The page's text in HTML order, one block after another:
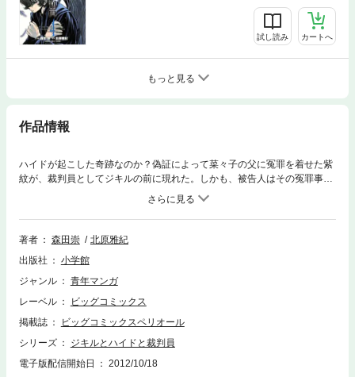
試し読み カートへ
もっと見る
作品情報
ハイドが起こした奇跡なのか？偽証によって菜々子の父に冤罪を着せた紫
紋が、裁判員としてジキルの前に現れた。しかも、被告人はその冤罪事件
の真犯人、宇佐美。さらには、紫紋が偽証を隠すために殺害したかつての
不倫相手が、宇佐美の前妻という偶然。すべての役者が揃ったこの好機
に、ジキルは！？
著者
森田崇
北原雅紀
出版社
小学館
ジャンル
青年マンガ
レーベル
ビッグコミックス
掲載誌
ビッグコミックスペリオール
シリーズ
ジキルとハイドと裁判員
電子版配信開始日
2012/10/18